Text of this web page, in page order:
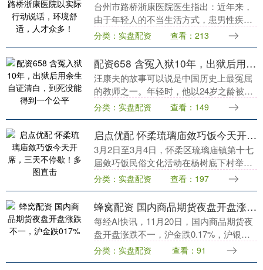
台州市路桥浙康医院医生指出：近年来，
由于年轻人的不当生活方式，患男性疾病
的年轻人数量一直在增加。从长远来看，
男性疾病可能是因为年轻人忙于追逐和享
受，忽视了自己的....
分类：实盘配资 查看：213
配资658 含冤入狱10年，出狱后用余生自证清白，到死没能得到一个公平
汪康夫的故事可以说是中国历史上最冤屈
的教师之一。年轻时，他以24岁之龄被女
学生指控强奸，随后冤屈入狱长达10年，
直到他出狱后，曾经的受害人反而表示根
本没有发生过....
分类：实盘配资 查看：149
启点优配 怀柔琉璃庙敛巧饭今天开席，三天不停歇！多图直击
3月2日至3月4日，怀柔区琉璃庙镇第十七
届敛巧饭民俗文化活动在杨树底下村举
行。记者一早来到敛巧饭文化广场，现场
探访这项延续近两百年的国家级非物质文
化遗产。 上午....
分类：实盘配资 查看：197
蜂窝配资 国内商品期货夜盘开盘涨跌不一，沪金跌017%
每经AI快讯，11月20日，国内商品期货夜
盘开盘涨跌不一，沪金跌0.17%，沪银跌
0.53%，沪锌涨0.27%，铁矿涨0.06%，焦
煤跌0.62%，玻璃跌0.3....
分类：实盘配资 查看：91